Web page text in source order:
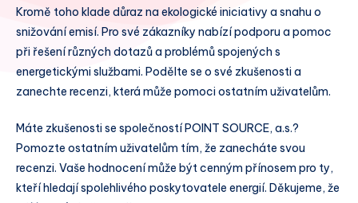
Kromě toho klade důraz na ekologické iniciativy a snahu o
snižování emisí. Pro své zákazníky nabízí podporu a pomoc
při řešení různých dotazů a problémů spojených s
energetickými službami. Podělte se o své zkušenosti a
zanechte recenzi, která může pomoci ostatním uživatelům.
Máte zkušenosti se společností POINT SOURCE, a.s.?
Pomozte ostatním uživatelům tím, že zanecháte svou
recenzi. Vaše hodnocení může být cenným přínosem pro ty,
kteří hledají spolehlivého poskytovatele energií. Děkujeme, že